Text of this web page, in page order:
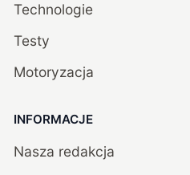
Technologie
Testy
Motoryzacja
INFORMACJE
Nasza redakcja